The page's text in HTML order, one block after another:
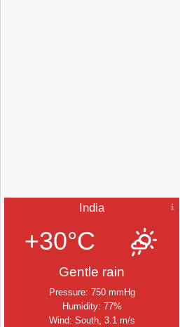
India
+30°C
Gentle rain
Pressure: 750 mmHg
Humidity: 77%
Wind: South, 3.1 m/s